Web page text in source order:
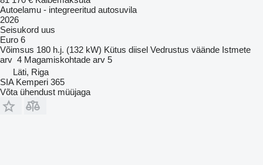
Autoelamu - integreeritud autosuvila
2026
Seisukord uus
Euro 6
Võimsus 180 h.j. (132 kW) Kütus diisel Vedrustus väände Istmete
arv 4 Magamiskohtade arv 5
Läti, Riga
SIA Kemperi 365
Võta ühendust müüjaga